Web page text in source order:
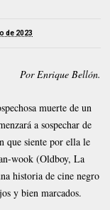
de 2023
Por Enrique Bellón.
muerte de un
a sospechar de
que siente por ella le
wook (Oldboy, La
historia de cine negro
y bien marcados.